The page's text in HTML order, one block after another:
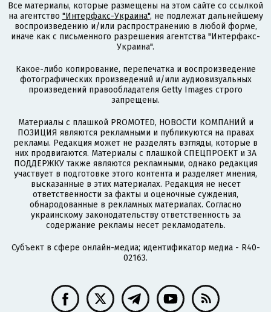
Все материалы, которые размещены на этом сайте со ссылкой
на агентство "Интерфакс-Украина", не подлежат дальнейшему
воспроизведению и/или распространению в любой форме,
иначе как с письменного разрешения агентства "Интерфакс-
Украина".
Какое-либо копирование, перепечатка и воспроизведение
фотографических произведений и/или аудиовизуальных
произведений правообладателя Getty Images строго
запрещены.
Материалы с плашкой PROMOTED, НОВОСТИ КОМПАНИЙ и
ПОЗИЦИЯ являются рекламными и публикуются на правах
рекламы. Редакция может не разделять взгляды, которые в
них продвигаются. Материалы с плашкой СПЕЦПРОЕКТ и ЗА
ПОДДЕРЖКУ также являются рекламными, однако редакция
участвует в подготовке этого контента и разделяет мнения,
высказанные в этих материалах. Редакция не несет
ответственности за факты и оценочные суждения,
обнародованные в рекламных материалах. Согласно
украинскому законодательству ответственность за
содержание рекламы несет рекламодатель.
Субъект в сфере онлайн-медиа; идентификатор медиа - R40-
02163.